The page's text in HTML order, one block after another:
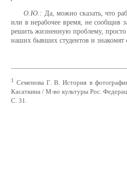
О.Ю.: Да, можно сказать, что
или в нерабочее время, не сообщив
решить жизненную проблему, просто
наших бывших студентов и
1 Семенова Г. В. История в
Касаткина / М-во культуры Рос.
С. 31.